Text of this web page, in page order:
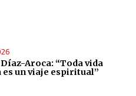
Aroca: “Toda vida
es un viaje espiritual”